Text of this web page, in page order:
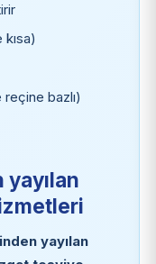
bazlı)
yayılan